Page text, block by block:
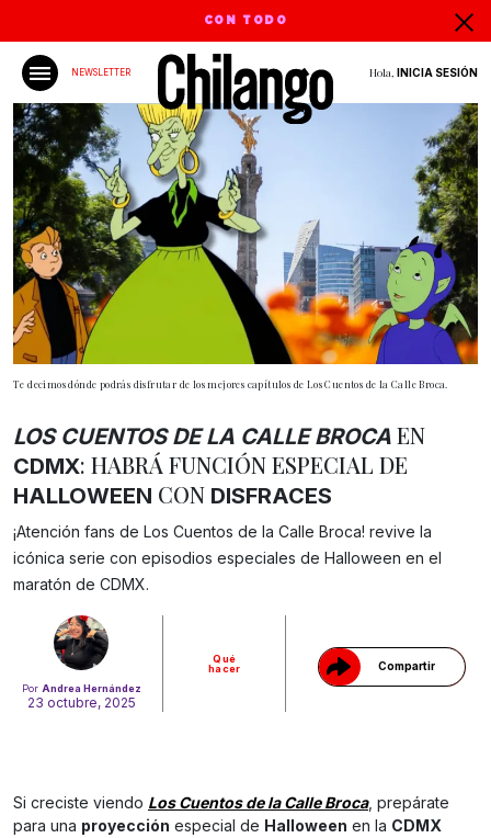
CON TODO
NEWSLETTER Hola, INICIA SESIÓN
Te decimos dónde podrás disfrutar de los mejores capítulos de Los Cuentos de la Calle Broca.
Por Andrea Hernández
23 octubre, 2025
Qué
hacer
Compartir
Gracias!
LOS CUENTOS DE LA CALLE BROCA EN
CDMX: HABRÁ FUNCIÓN ESPECIAL DE
HALLOWEEN CON DISFRACES
¡Atención fans de Los Cuentos de la Calle Broca! revive la
icónica serie con episodios especiales de Halloween en el
maratón de CDMX.
Si creciste viendo Los Cuentos de la Calle Broca, prepárate
para una proyección especial de Halloween en la CDMX